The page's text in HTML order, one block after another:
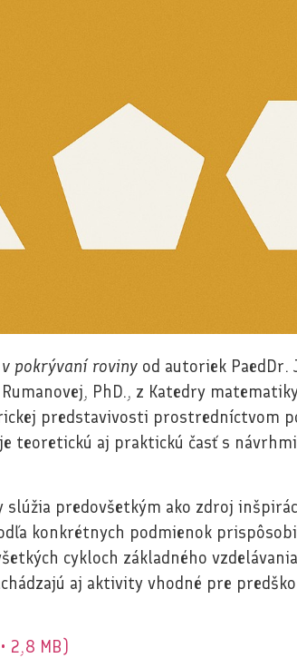
pokrývaní roviny od autoriek PaedDr.
Rumanovej, PhD., z Katedry
predstavivosti prostredníctvom
teoretickú aj praktickú časť s
slúžia predovšetkým ako zdroj
konkrétnych podmienok
cykloch základného
aj aktivity vhodné pre
2,8 MB)